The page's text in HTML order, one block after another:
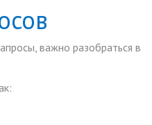
важно разобраться в